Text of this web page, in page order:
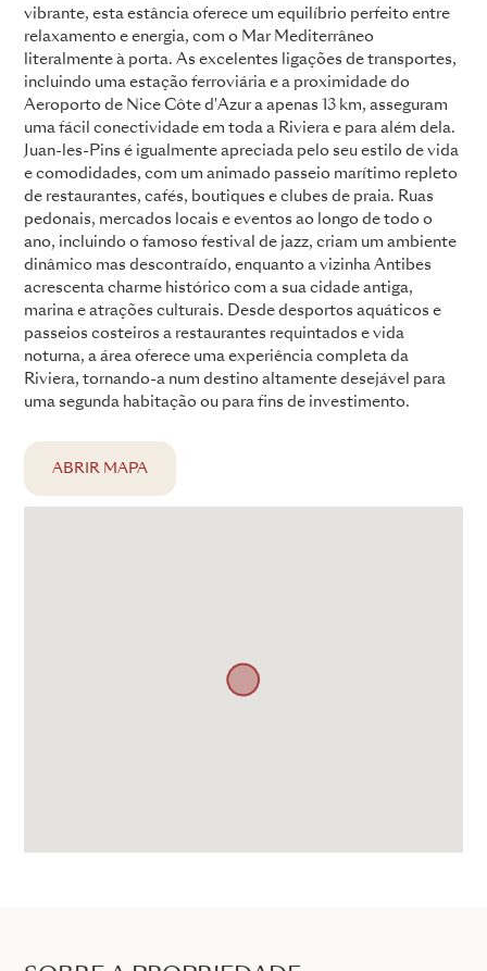
vibrante, esta estância oferece um equilíbrio perfeito entre
relaxamento e energia, com o Mar Mediterrâneo
literalmente à porta. As excelentes ligações de transportes,
incluindo uma estação ferroviária e a proximidade do
Aeroporto de Nice Côte d'Azur a apenas 13 km, asseguram
uma fácil conectividade em toda a Riviera e para além dela.
Juan-les-Pins é igualmente apreciada pelo seu estilo de vida
e comodidades, com um animado passeio marítimo repleto
de restaurantes, cafés, boutiques e clubes de praia. Ruas
pedonais, mercados locais e eventos ao longo de todo o
ano, incluindo o famoso festival de jazz, criam um ambiente
dinâmico mas descontraído, enquanto a vizinha Antibes
acrescenta charme histórico com a sua cidade antiga,
marina e atrações culturais. Desde desportos aquáticos e
passeios costeiros a restaurantes requintados e vida
noturna, a área oferece uma experiência completa da
Riviera, tornando-a num destino altamente desejável para
uma segunda habitação ou para fins de investimento.
ABRIR MAPA